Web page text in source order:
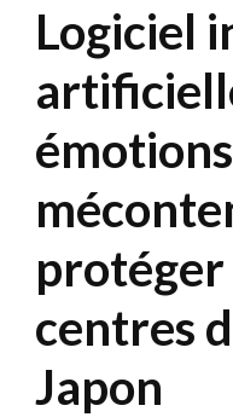
Logiciel
protéger
centres
Japon